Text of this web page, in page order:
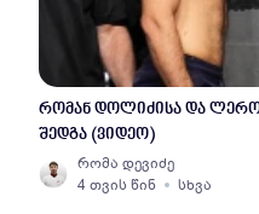
რომან დოლიძისა და
შედგა (ვიდეო)
რომა დევიძე
4 თვის წინ
სხვა